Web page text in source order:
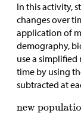
In this activity,
changes over
application of
demography,
use a
time by using
subtracted at